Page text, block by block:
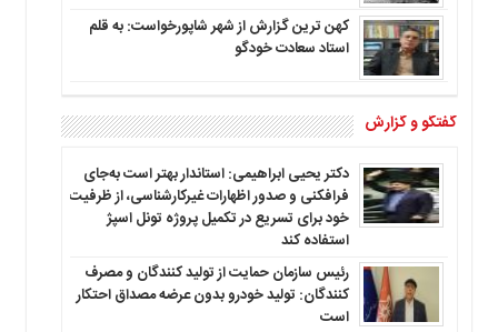
کهن ترین گزارش از شهر شاپورخواست: به قلم
استاد سعادت خودگو
گفتگو و گزارش
دکتر یحیی ابراهیمی: استاندار بهتر است به‌جای
فرافکنی و صدور اظهارات غیرکارشناسی، از ظرفیت
خود برای تسریع در تکمیل پروژه تونل اسپژ
استفاده کند
رئیس سازمان حمایت از تولید کنندگان و مصرف
کنندگان: تولید خودرو بدون عرضه مصداق احتکار
است